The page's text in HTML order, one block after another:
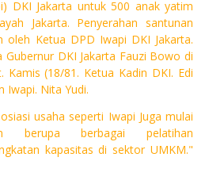
DKI Jakarta untuk 500 anak yatim
Jakarta. Penyerahan santunan
oleh Ketua DPD Iwapi DKI Jakarta.
Gubernur DKI Jakarta Fauzi Bowo di
Kamis (18/81. Ketua Kadin DKI. Edi
Iwapi. Nita Yudi.
usaha seperti Iwapi Juga mulai
berupa berbagai pelatihan
kapasitas di sektor UMKM."